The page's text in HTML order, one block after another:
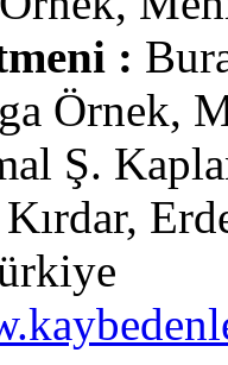
:
Örnek,
Ş.